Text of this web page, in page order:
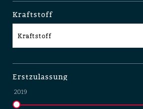
Kraftstoff
Kraftstoff
Erstzulassung
2019